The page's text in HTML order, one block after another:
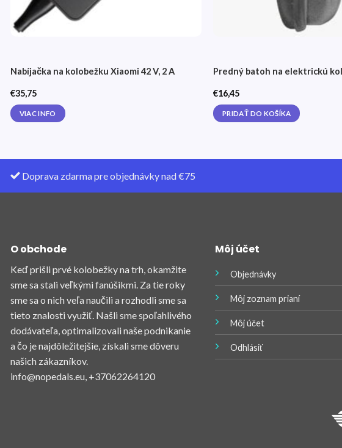
Nabíjačka na kolobežku Xiaomi 42 V, 2 A
€35,75
VIAC INFO
Predný batoh na elektrickú
€16,45
PRIDAŤ DO KOŠÍKA
Doprava zdarma pre objednávky nad €75
O obchode
Keď prišli prvé kolobežky na trh, okamžite
sme sa stali veľkými fanúšikmi. Za tie roky
sme sa o nich veľa naučili a rozhodli sme sa
tieto znalosti využiť. Našli sme spoľahlivého
dodávateľa, optimalizovali naše podnikanie
a čo je najdôležitejšie, získali sme dôveru
našich zákazníkov.
info@nopedals.eu, +37062264120
Môj účet
Objednávky
Môj zoznam prianí
Môj účet
Odhlásiť